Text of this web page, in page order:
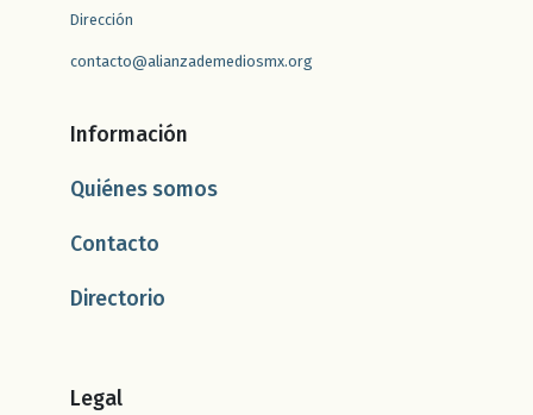
Dirección
contacto@alianzademediosmx.org
Información
Quiénes somos
Contacto
Directorio
Legal